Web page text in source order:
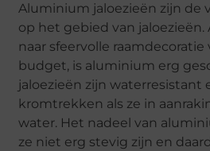
Aluminium jaloezieën zijn de
op het gebied van jaloezieën.
naar sfeervolle raamdecoratie
budget, is aluminium erg
jaloezieën zijn waterresistant
kromtrekken als ze in
water. Het nadeel van
ze niet erg stevig zijn en